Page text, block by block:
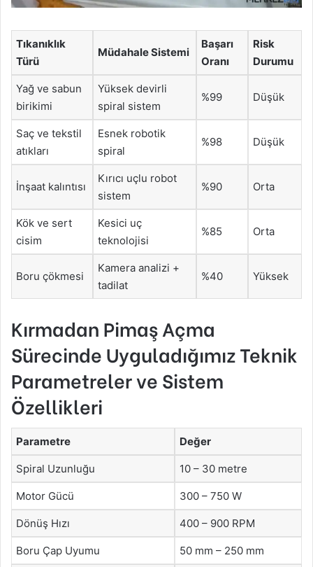
Tıkanıklık
Türü
Müdahale Sistemi
Başarı
Oranı
Risk
Durumu
Yağ ve sabun
birikimi
Yüksek devirli
spiral sistem
%99 Düşük
Saç ve tekstil
atıkları
Esnek robotik
spiral
%98 Düşük
İnşaat kalıntısı
Kırıcı uçlu robot
sistem
%90 Orta
Kök ve sert
cisim
Kesici uç
teknolojisi
%85 Orta
Boru çökmesi
Kamera analizi +
tadilat
%40 Yüksek
Kırmadan Pimaş Açma
Sürecinde Uyguladığımız Teknik
Parametreler ve Sistem
Özellikleri
Parametre Değer
Spiral Uzunluğu 10 – 30 metre
Motor Gücü 300 – 750 W
Dönüş Hızı 400 – 900 RPM
Boru Çap Uyumu 50 mm – 250 mm